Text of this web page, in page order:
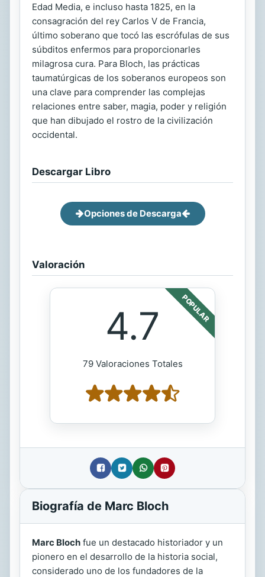
Edad Media, e incluso hasta 1825, en la
consagración del rey Carlos V de Francia,
último soberano que tocó las escrófulas de sus
súbditos enfermos para proporcionarles
milagrosa cura. Para Bloch, las prácticas
taumatúrgicas de los soberanos europeos son
una clave para comprender las complejas
relaciones entre saber, magia, poder y religión
que han dibujado el rostro de la civilización
occidental.
Descargar Libro
Opciones de Descarga
Valoración
POPULAR
4.7
79 Valoraciones Totales
Biografía de Marc Bloch
Marc Bloch fue un destacado historiador y un
pionero en el desarrollo de la historia social,
considerado uno de los fundadores de la